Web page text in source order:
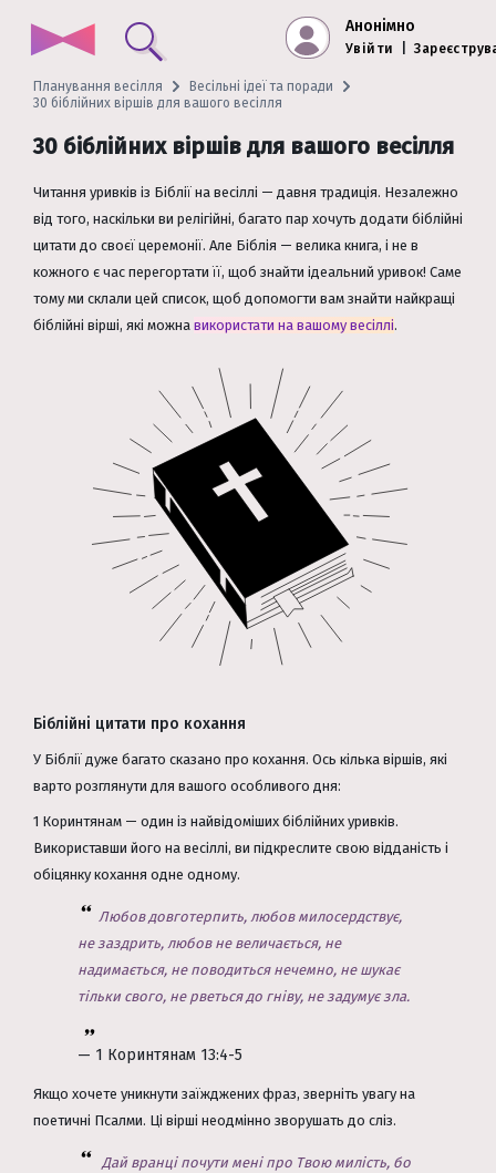
Анонімно
Увійти
Планування весілля
Весільні ідеї та поради
30 біблійних віршів для вашого весілля
30 біблійних віршів для вашого весілля
Читання уривків із Біблії на весіллі — давня традиція. Незалежно
від того, наскільки ви релігійні, багато пар хочуть додати біблійні
цитати до своєї церемонії. Але Біблія — велика книга, і не в
кожного є час перегортати її, щоб знайти ідеальний уривок! Саме
тому ми склали цей список, щоб допомогти вам знайти найкращі
біблійні вірші, які можна використати на вашому весіллі.
Біблійні цитати про кохання
У Біблії дуже багато сказано про кохання. Ось кілька віршів, які
варто розглянути для вашого особливого дня:
1 Коринтянам — один із найвідоміших біблійних уривків.
Використавши його на весіллі, ви підкреслите свою відданість і
обіцянку кохання одне одному.
Любов довготерпить, любов милосердствує,
не заздрить, любов не величається, не
надимається, не поводиться нечемно, не шукає
тільки свого, не рветься до гніву, не задумує зла.
— 1 Коринтянам 13:4-5
Якщо хочете уникнути заїжджених фраз, зверніть увагу на
поетичні Псалми. Ці вірші неодмінно зворушать до сліз.
Дай вранці почути мені про Твою милість, бо